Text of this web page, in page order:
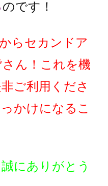
のです！
からセカンドア
ん！これを機
ご利用くださ
かけになるこ
にありがとう